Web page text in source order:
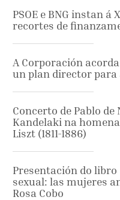
PSOE e BNG instan
recortes de
A Corporación
un plan director para
Concerto de Pablo de
Kandelaki na
Liszt (1811-1886)
Presentación do
sexual: las mujeres
Rosa Cobo